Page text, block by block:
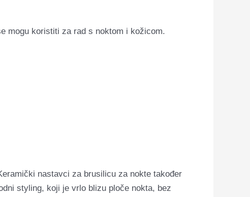
mogu koristiti za rad s noktom i kožicom.
nastavci za brusilicu za nokte također
styling, koji je vrlo blizu ploče nokta, bez